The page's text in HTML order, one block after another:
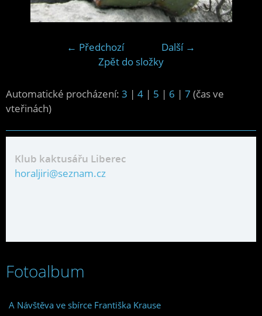
← Předchozí
Další →
Zpět do složky
Automatické procházení: 3 | 4 | 5 | 6 | 7 (čas ve
vteřinách)
Klub kaktusářu Liberec
horaljiri@seznam.cz
Fotoalbum
A Návštěva ve sbírce Františka Krause